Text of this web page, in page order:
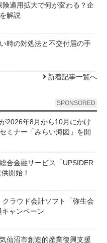
険適用拡大で何が変わる？企
解説
時の対処法と不交付届の手
新着記事一覧へ
SPONSORED
2026年8月から10月にかけ
ミナー「みらい海図」を開
合金融サービス「UPSIDER
開始！
クラウド会計ソフト「弥生会
ャンペーン
仙沼市創造的産業復興支援